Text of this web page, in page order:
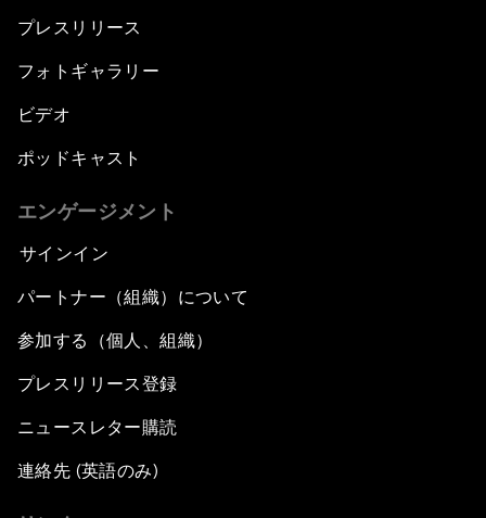
プレスリリース
フォトギャラリー
ビデオ
ポッドキャスト
エンゲージメント
サインイン
パートナー（組織）について
参加する（個人、組織）
プレスリリース登録
ニュースレター購読
連絡先 (英語のみ)